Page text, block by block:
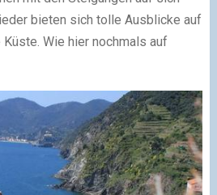
bieten sich tolle Ausblicke auf
Wie hier nochmals auf